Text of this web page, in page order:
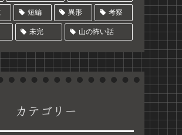
短編 異形 考察
未完 山の怖い話
カテゴリー